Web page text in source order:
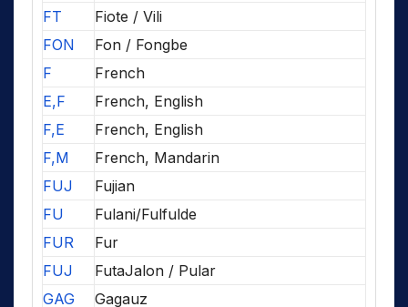
FT
Fiote / Vili
FON
Fon / Fongbe
F
French
E,F
French, English
F,E
French, English
F,M
French, Mandarin
FUJ
Fujian
FU
Fulani/Fulfulde
FUR
Fur
FUJ
FutaJalon / Pular
GAG
Gagauz